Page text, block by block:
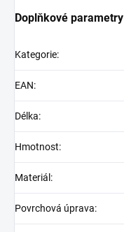
Doplňkové parametry
Kategorie:
EAN:
Délka:
Hmotnost:
Materiál :
Povrchová úprava: